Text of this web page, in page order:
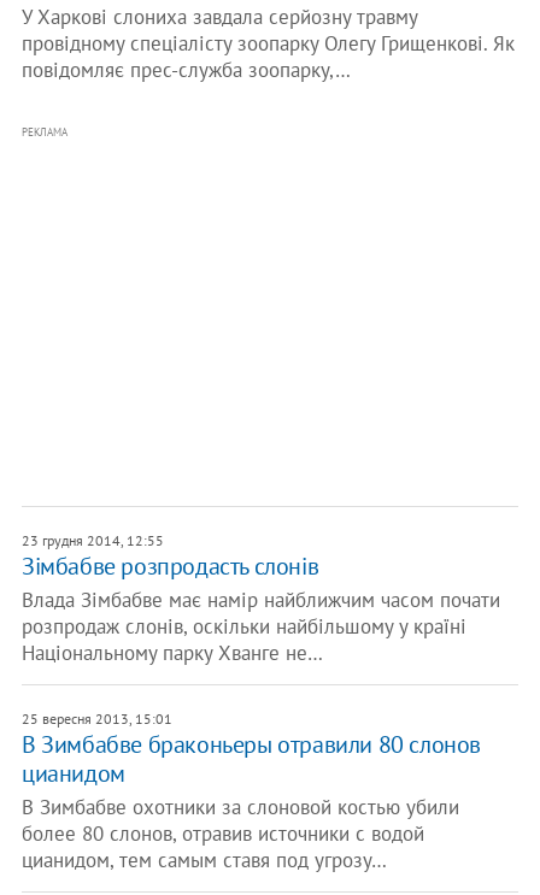
У Харкові слониха завдала серйозну травму
провідному спеціалісту зоопарку Олегу Грищенкові. Як
повідомляє прес-служба зоопарку,…
РЕКЛАМА
23 грудня 2014, 12:55
Зімбабве розпродасть слонів
Влада Зімбабве має намір найближчим часом почати
розпродаж слонів, оскільки найбільшому у країні
Національному парку Хванге не…
25 вересня 2013, 15:01
В Зимбабве браконьеры отравили 80 слонов
цианидом
В Зимбабве охотники за слоновой костью убили
более 80 слонов, отравив источники с водой
цианидом, тем самым ставя под угрозу…